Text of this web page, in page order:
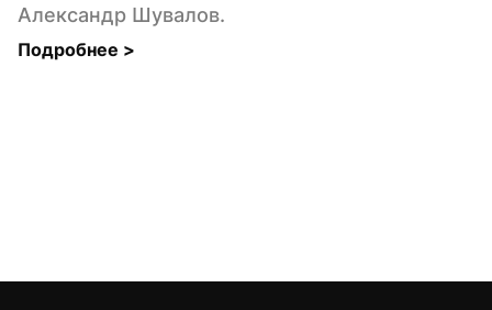
Александр Шувалов.
Подробнее >